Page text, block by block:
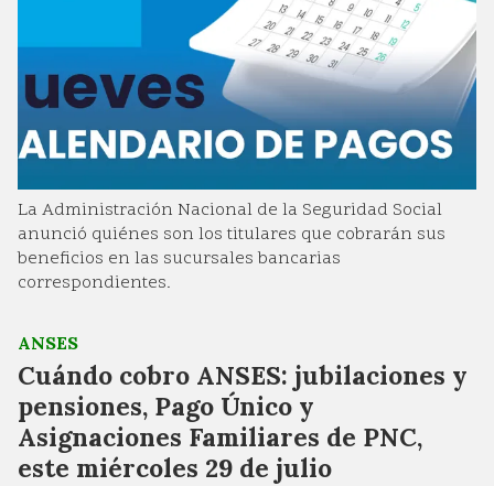
La Administración Nacional de la Seguridad Social
anunció quiénes son los titulares que cobrarán sus
beneficios en las sucursales bancarias
correspondientes.
Cuándo cobro ANSES: jubilaciones y
pensiones, Pago Único y
Asignaciones Familiares de PNC,
este miércoles 29 de julio
ANSES